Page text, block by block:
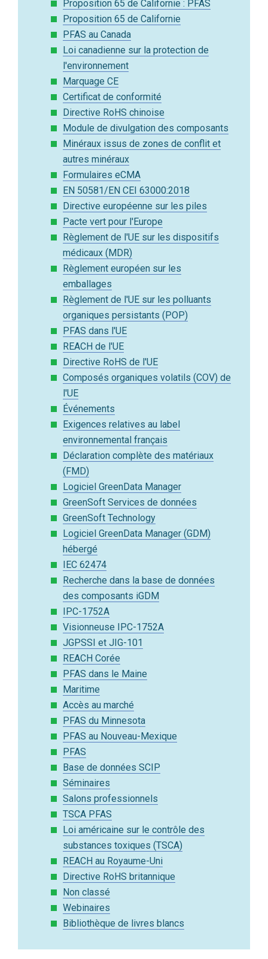
Proposition 65 de Californie : PFAS
Proposition 65 de Californie
PFAS au Canada
Loi canadienne sur la protection de
l'environnement
Marquage CE
Certificat de conformité
Directive RoHS chinoise
Module de divulgation des composants
Minéraux issus de zones de conflit et
autres minéraux
Formulaires eCMA
EN 50581/EN CEI 63000:2018
Directive européenne sur les piles
Pacte vert pour l'Europe
Règlement de l'UE sur les dispositifs
médicaux (MDR)
Règlement européen sur les
emballages
Règlement de l'UE sur les polluants
organiques persistants (POP)
PFAS dans l'UE
REACH de l'UE
Directive RoHS de l'UE
Composés organiques volatils (COV) de
l'UE
Événements
Exigences relatives au label
environnemental français
Déclaration complète des matériaux
(FMD)
Logiciel GreenData Manager
GreenSoft Services de données
GreenSoft Technology
Logiciel GreenData Manager (GDM)
hébergé
IEC 62474
Recherche dans la base de données
des composants iGDM
IPC-1752A
Visionneuse IPC-1752A
JGPSSI et JIG-101
REACH Corée
PFAS dans le Maine
Maritime
Accès au marché
PFAS du Minnesota
PFAS au Nouveau-Mexique
PFAS
Base de données SCIP
Séminaires
Salons professionnels
TSCA PFAS
Loi américaine sur le contrôle des
substances toxiques (TSCA)
REACH au Royaume-Uni
Directive RoHS britannique
Non classé
Webinaires
Bibliothèque de livres blancs